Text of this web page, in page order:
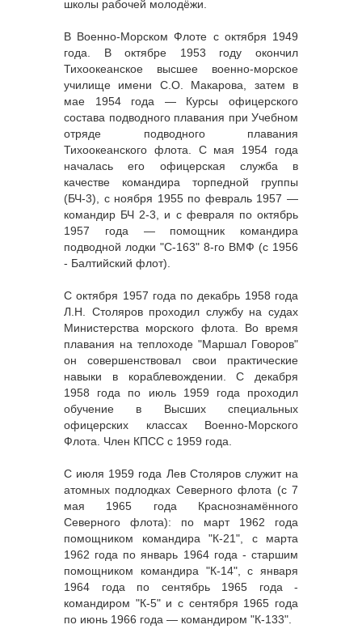
школы рабочей молодёжи.
В Военно-Морском Флоте с октября 1949
года. В октябре 1953 году окончил
Тихоокеанское высшее военно-морское
училище имени С.О. Макарова, затем в
мае 1954 года — Курсы офицерского
состава подводного плавания при Учебном
отряде подводного плавания
Тихоокеанского флота. С мая 1954 года
началась его офицерская служба в
качестве командира торпедной группы
(БЧ-3), с ноября 1955 по февраль 1957 —
командир БЧ 2-3, и с февраля по октябрь
1957 года — помощник командира
подводной лодки "С-163" 8-го ВМФ (с 1956
- Балтийский флот).
С октября 1957 года по декабрь 1958 года
Л.Н. Столяров проходил службу на судах
Министерства морского флота. Во время
плавания на теплоходе "Маршал Говоров"
он совершенствовал свои практические
навыки в кораблевождении. С декабря
1958 года по июль 1959 года проходил
обучение в Высших специальных
офицерских классах Военно-Морского
Флота. Член КПСС с 1959 года.
С июля 1959 года Лев Столяров служит на
атомных подлодках Северного флота (с 7
мая 1965 года Краснознамённого
Северного флота): по март 1962 года
помощником командира "К-21", с марта
1962 года по январь 1964 года - старшим
помощником командира "К-14", с января
1964 года по сентябрь 1965 года -
командиром "К-5" и с сентября 1965 года
по июнь 1966 года — командиром "К-133".